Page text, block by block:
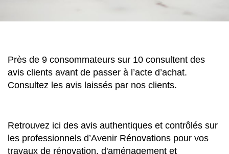
Près de 9 consommateurs sur 10 consultent des
avis clients avant de passer à l’acte d’achat.
Consultez les avis laissés par nos clients.
Retrouvez ici des avis authentiques et contrôlés sur
les professionnels d’Avenir Rénovations pour vos
travaux de rénovation, d'aménagement et